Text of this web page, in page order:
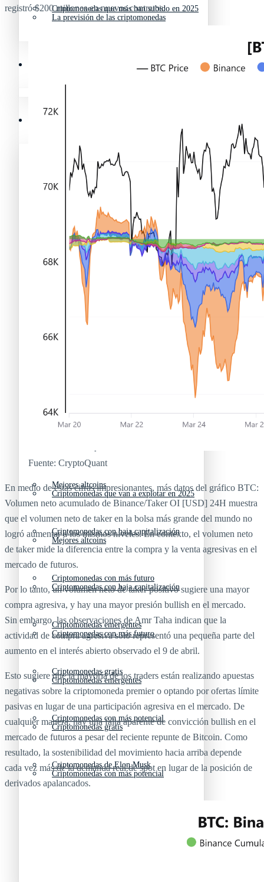
Criptomonedas que más han subido en 2025
Mejores memecoins
Memecoins de Solana
Próximas criptomonedas en Binance
Nuevas criptomonedas
Mejores altcoins
Criptomonedas con baja capitalización
Criptomonedas con más futuro
Criptomonedas emergentes
Criptomonedas gratis
Criptomonedas con más potencial
Criptomonedas de Elon Musk
La previsión de las criptomonedas
Criptomonedas que más han subido en 2025
Mejores memecoins
Memecoins de Solana
Shitcoins
Próximas criptomonedas en Binance
Criptomonedas que van a explotar en 2025
Mejores altcoins
Criptomonedas con baja capitalización
Criptomonedas con más futuro
Criptomonedas emergentes
Criptomonedas gratis
Criptomonedas con más potencial
registró $200 millones en nuevos contratos.
Fuente: CryptoQuant
En medio de estas cifras impresionantes, más datos del gráfico BTC:
Volumen neto acumulado de Binance/Taker OI [USD] 24H muestra
que el volumen neto de taker en la bolsa más grande del mundo no
logró aumentar a los mismos niveles. En contexto, el volumen neto
de taker mide la diferencia entre la compra y la venta agresivas en el
mercado de futuros.
Por lo tanto, un volumen neto de taker positivo sugiere una mayor
compra agresiva, y hay una mayor presión bullish en el mercado.
Sin embargo, las observaciones de Amr Taha indican que la
actividad de compra agresiva solo representó una pequeña parte del
aumento en el interés abierto observado el 9 de abril.
Esto sugiere que la mayoría de los traders están realizando apuestas
negativas sobre la criptomoneda premier o optando por ofertas límite
pasivas en lugar de una participación agresiva en el mercado. De
cualquier manera, hay una falta aparente de convicción bullish en el
mercado de futuros a pesar del reciente repunte de Bitcoin. Como
resultado, la sostenibilidad del movimiento hacia arriba depende
cada vez más de la demanda real de spot en lugar de la posición de
derivados apalancados.